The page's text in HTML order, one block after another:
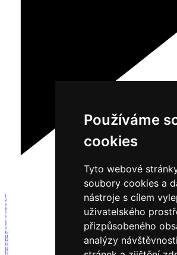
Používáme
cookies
Tyto webové
soubory cookies a
nástroje s cílem
uživatelského
přizpůsobeného
analýzy
1
2
3
4
5
6
7
8
9
10
11
12
13
14
15